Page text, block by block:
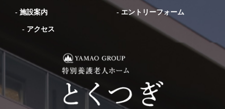
-施設案内
- アクセス
-エントリーフォーム